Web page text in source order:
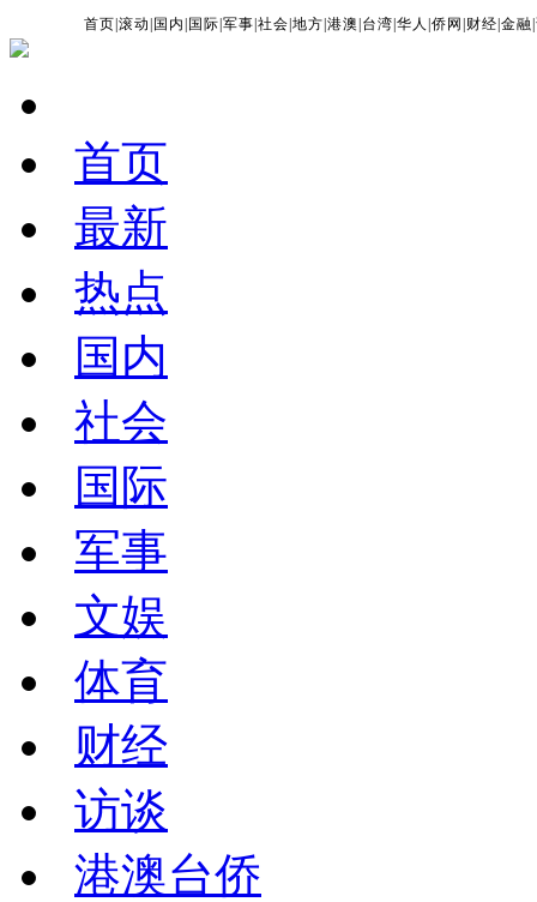
首页 |滚动 国内 国际 |军事 |社会 |地方 |港澳 台湾 |华人 |侨网 财经 |金融 |
首页
最新
热点
国内
社会
国际
军事
文娱
体育
财经
访谈
港澳台侨